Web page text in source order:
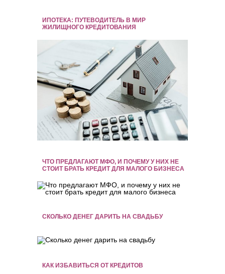
ИПОТЕКА: ПУТЕВОДИТЕЛЬ В МИР
ЖИЛИЩНОГО КРЕДИТОВАНИЯ
ЧТО ПРЕДЛАГАЮТ МФО, И ПОЧЕМУ У НИХ НЕ
СТОИТ БРАТЬ КРЕДИТ ДЛЯ МАЛОГО БИЗНЕСА
СКОЛЬКО ДЕНЕГ ДАРИТЬ НА СВАДЬБУ
КАК ИЗБАВИТЬСЯ ОТ КРЕДИТОВ